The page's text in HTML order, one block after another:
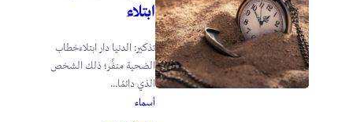
ابتلاء
تذكير: الدنيا دار ابتلاءخطاب
الضحية منفِّر؛ ذلك الشخص
الذي دائمًا...
أسماء